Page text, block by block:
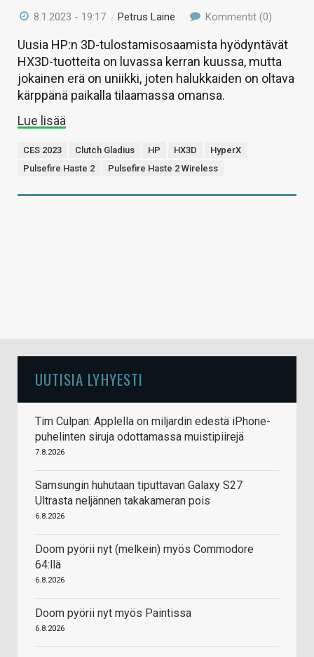
8.1.2023 - 19:17 /Petrus Laine Kommentit (0)
Uusia HP:n 3D-tulostamisosaamista hyödyntävät
HX3D-tuotteita on luvassa kerran kuussa, mutta
jokainen erä on uniikki, joten halukkaiden on oltava
kärppänä paikalla tilaamassa omansa.
Lue lisää
CES 2023 Clutch Gladius HP HX3D
HyperX
Pulsefire Haste 2
Pulsefire Haste 2 Wireless
UUTISIA LYHYESTI
Tim Culpan: Applella on miljardin edestä iPhone-
puhelinten siruja odottamassa muistipiirejä
7.8.2026
Samsungin huhutaan tiputtavan Galaxy S27
Ultrasta neljännen takakameran pois
6.8.2026
Doom pyörii nyt (melkein) myös Commodore
64:llä
6.8.2026
Doom pyörii nyt myös Paintissa
6.8.2026